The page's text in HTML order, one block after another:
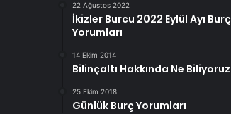
22 Ağustos 2022
İkizler Burcu 2022 Eylül Ayı Burç
Yorumları
14 Ekim 2014
Bilinçaltı Hakkında Ne Biliyoruz
25 Ekim 2018
Günlük Burç Yorumları